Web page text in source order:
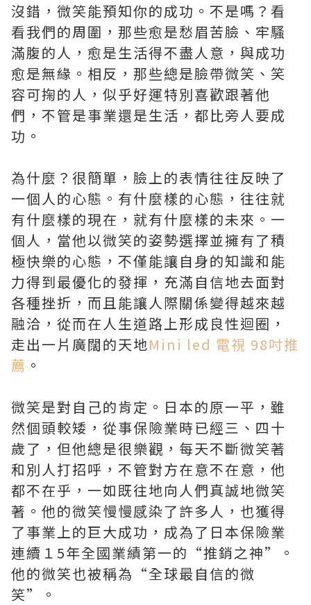
沒錯，微笑能預知你的成功。不是嗎？看
看我們的周圍，那些愈是愁眉苦臉、牢騷
滿腹的人，愈是生活得不盡人意，與成功
愈是無緣。相反，那些總是臉帶微笑、笑
容可掬的人，似乎好運特別喜歡跟著他
們，不管是事業還是生活，都比旁人要成
功。
為什麼？很簡單，臉上的表情往往反映了
一個人的心態。有什麼樣的心態，往往就
有什麼樣的現在，就有什麼樣的未來。一
個人，當他以微笑的姿勢選擇並擁有了積
極快樂的心態，不僅能讓自身的知識和能
力得到最優化的發揮，充滿自信地去面對
各種挫折，而且能讓人際關係變得越來越
融洽，從而在人生道路上形成良性迴圈，
走出一片廣闊的天地Mini led 電視 98吋推
薦 。
微笑是對自己的肯定。日本的原一平，雖
然個頭較矮，從事保險業時已經三、四十
歲了，但他總是很樂觀，每天不斷微笑著
和別人打招呼，不管對方在意不在意，他
都不在乎，一如既往地向人們真誠地微笑
著。他的微笑慢慢感染了許多人，也獲得
了事業上的巨大成功，成為了日本保險業
連續１5年全國業績第一的“推銷之神”。
他的微笑也被稱為“全球最自信的微
笑”。